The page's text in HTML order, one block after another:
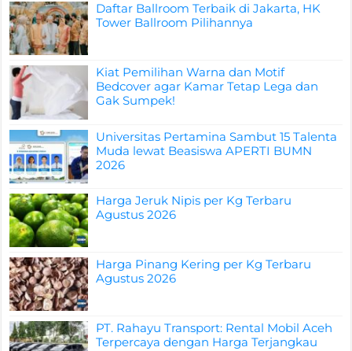
Daftar Ballroom Terbaik di Jakarta, HK
Tower Ballroom Pilihannya
Kiat Pemilihan Warna dan Motif
Bedcover agar Kamar Tetap Lega dan
Gak Sumpek!
Universitas Pertamina Sambut 15 Talenta
Muda lewat Beasiswa APERTI BUMN
2026
Harga Jeruk Nipis per Kg Terbaru
Agustus 2026
Harga Pinang Kering per Kg Terbaru
Agustus 2026
PT. Rahayu Transport: Rental Mobil Aceh
Terpercaya dengan Harga Terjangkau